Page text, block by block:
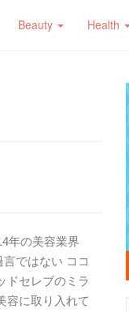
Beauty Health
年の美容業界
ではない ココ
ドセレブのミラ
容に取り入れて